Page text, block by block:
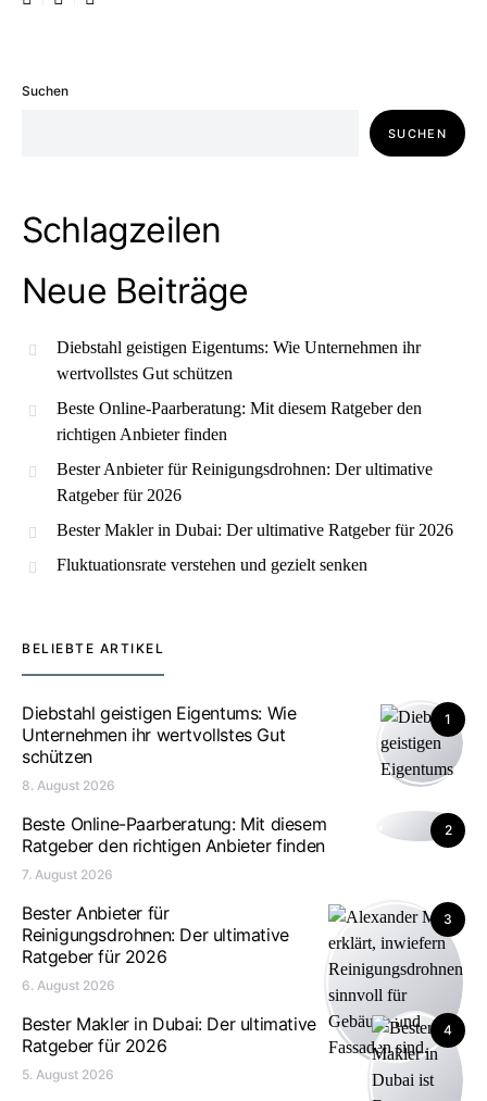
Suchen
SUCHEN
Schlagzeilen
Neue Beiträge
Diebstahl geistigen Eigentums: Wie Unternehmen ihr
wertvollstes Gut schützen
Beste Online-Paarberatung: Mit diesem Ratgeber den
richtigen Anbieter finden
Bester Anbieter für Reinigungsdrohnen: Der ultimative
Ratgeber für 2026
Bester Makler in Dubai: Der ultimative Ratgeber für 2026
Fluktuationsrate verstehen und gezielt senken
BELIEBTE ARTIKEL
1
Diebstahl geistigen Eigentums: Wie
Unternehmen ihr wertvollstes Gut
schützen
8. August 2026
2
Beste Online-Paarberatung: Mit diesem
Ratgeber den richtigen Anbieter finden
7. August 2026
3
Bester Anbieter für
Reinigungsdrohnen: Der ultimative
Ratgeber für 2026
6. August 2026
4
Bester Makler in Dubai: Der ultimative
Ratgeber für 2026
5. August 2026